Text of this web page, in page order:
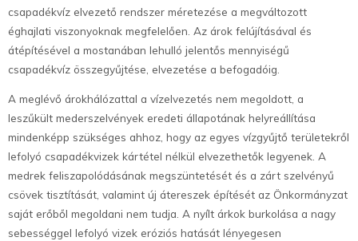
csapadékvíz elvezető rendszer méretezése a megváltozott
éghajlati viszonyoknak megfelelően. Az árok felújításával és
átépítésével a mostanában lehulló jelentős mennyiségű
csapadékvíz összegyűjtése, elvezetése a befogadóig.
A meglévő árokhálózattal a vízelvezetés nem megoldott, a
leszűkült mederszelvények eredeti állapotának helyreállítása
mindenképp szükséges ahhoz, hogy az egyes vízgyűjtő területekről
lefolyó csapadékvizek kártétel nélkül elvezethetők legyenek. A
medrek feliszapolódásának megszüntetését és a zárt szelvényű
csövek tisztítását, valamint új átereszek építését az Önkormányzat
saját erőből megoldani nem tudja. A nyílt árkok burkolása a nagy
sebességgel lefolyó vizek eróziós hatását lényegesen